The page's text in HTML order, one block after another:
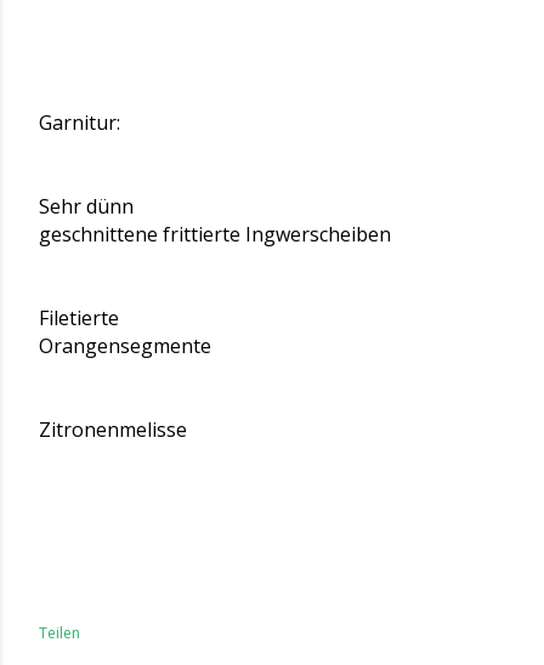
Garnitur:
Sehr dünn
geschnittene frittierte Ingwerscheiben
Filetierte
Orangensegmente
Zitronenmelisse
Teilen